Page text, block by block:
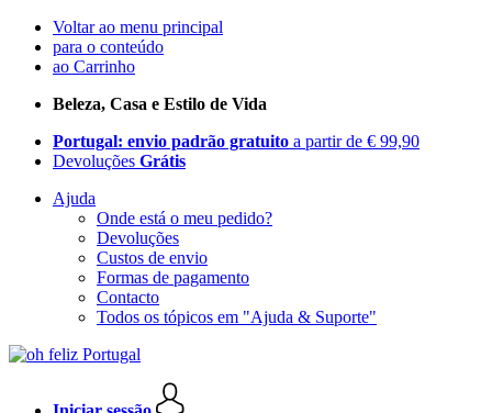
Voltar ao menu principal
para o conteúdo
ao Carrinho
Beleza, Casa e Estilo de Vida
Portugal: envio padrão gratuito a partir de € 99,90
Devoluções Grátis
Ajuda
Onde está o meu pedido?
Devoluções
Custos de envio
Formas de pagamento
Contacto
Todos os tópicos em "Ajuda & Suporte"